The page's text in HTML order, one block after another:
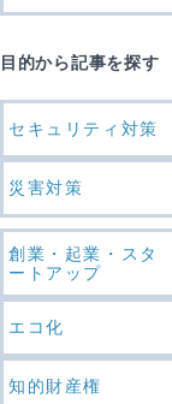
目的から記事を探す
セキュリティ対策
災害対策
創業・起業・スタ
ートアップ
エコ化
知的財産権